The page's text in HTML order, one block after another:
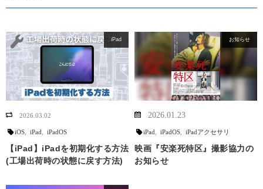
iPad
2026.03.02
iOS iPad iPadOS
【iPad】iPadを初期化する方法
(工場出荷時の状態に戻す方法)
お知らせ
2026.01.23
iPad iPadOS iPadアクセサリ
映画『安楽死特区』撮影協力の
お知らせ